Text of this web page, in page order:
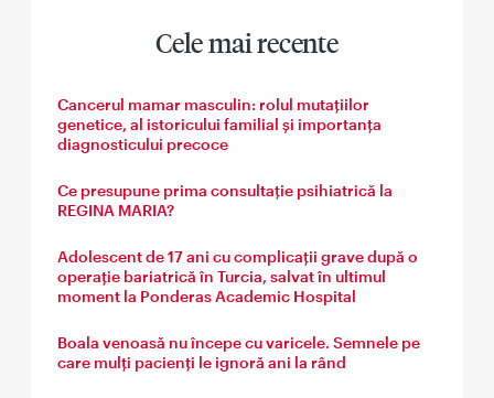
Cele mai recente
Cancerul mamar masculin: rolul mutațiilor
genetice, al istoricului familial și importanța
diagnosticului precoce
Ce presupune prima consultație psihiatrică la
REGINA MARIA?
Adolescent de 17 ani cu complicații grave după o
operație bariatrică în Turcia, salvat în ultimul
moment la Ponderas Academic Hospital
Boala venoasă nu începe cu varicele. Semnele pe
care mulți pacienți le ignoră ani la rând